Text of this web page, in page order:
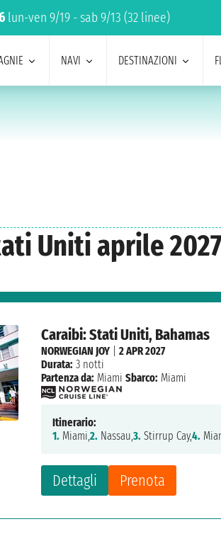
lun-ven 9/19 - sab 9/13 (32 linee)
NAVI DESTINAZIONI
Uniti aprile 2027
Caraibi: Stati Uniti, Bahamas
Dettagli Prenota
NORWEGIAN JOY |2 APR 2027
Durata: 3 notti
Partenza da: Miami Sbarco: Miami
Itinerario:
1. Miami,2. Nassau,3. Stirrup Cay,4.